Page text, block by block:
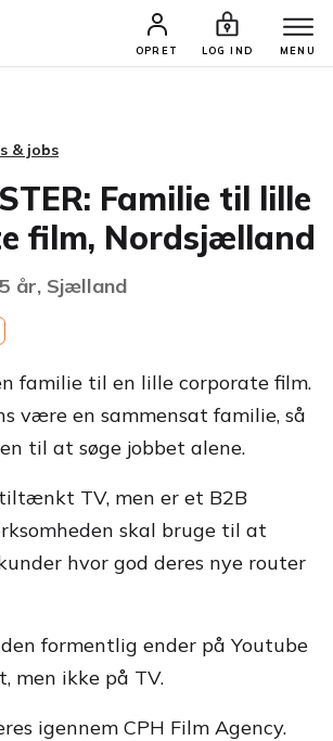
OPRET LOG IND MENU
& JOBS SØG PROFIL
& jobs
Familie til lille
film, Nordsjælland
år, Sjælland
familie til en lille corporate film.
være en sammensat familie, så
til at søge jobbet alene.
TV, men er et B2B
skal bruge til at
hvor god deres nye router
formentlig ender på Youtube
men ikke på TV.
igennem CPH Film Agency.